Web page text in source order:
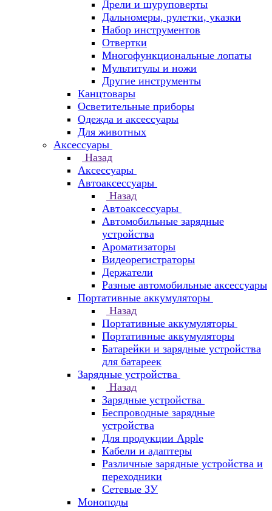
Дрели и шуруповерты
Дальномеры, рулетки, указки
Набор инструментов
Отвертки
Многофункциональные лопаты
Мультитулы и ножи
Другие инструменты
Канцтовары
Осветительные приборы
Одежда и аксессуары
Для животных
Аксессуары
Назад
Аксессуары
Автоаксессуары
Назад
Автоаксессуары
Автомобильные зарядные
устройства
Ароматизаторы
Видеорегистраторы
Держатели
Разные автомобильные аксессуары
Портативные аккумуляторы
Назад
Портативные аккумуляторы
Портативные аккумуляторы
Батарейки и зарядные устройства
для батареек
Зарядные устройства
Назад
Зарядные устройства
Беспроводные зарядные
устройства
Для продукции Apple
Кабели и адаптеры
Различные зарядные устройства и
переходники
Сетевые ЗУ
Моноподы